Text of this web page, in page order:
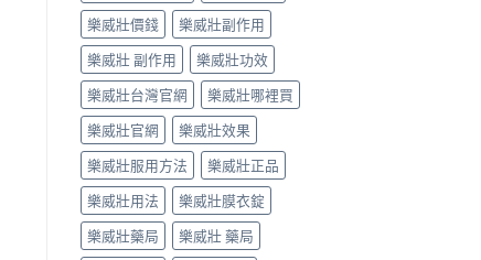
樂威壯價錢
樂威壯副作用
樂威壯 副作用
樂威壯功效
樂威壯台灣官網
樂威壯哪裡買
樂威壯官網
樂威壯效果
樂威壯服用方法
樂威壯正品
樂威壯用法
樂威壯膜衣錠
樂威壯藥局
樂威壯 藥局